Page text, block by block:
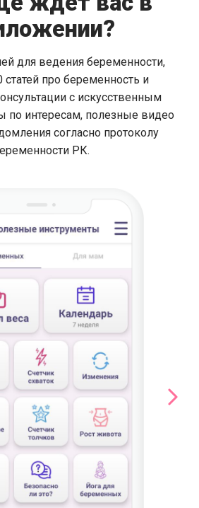
для ведения беременности,
про беременность и
с искусственным
по интересам, полезные видео
согласно протоколу
РК.